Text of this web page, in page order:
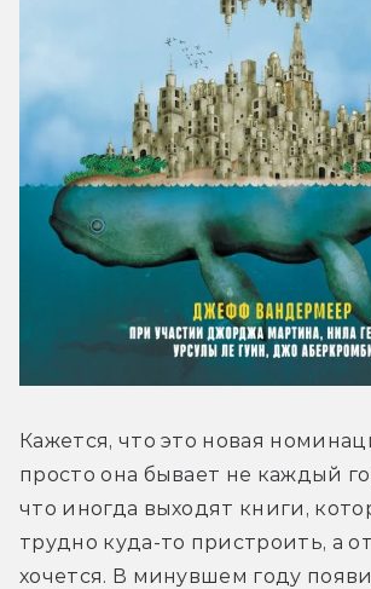
Кажется, что это новая
просто она бывает не каждый
что иногда выходят книги,
трудно куда-то пристроить, а
хочется. В минувшем году